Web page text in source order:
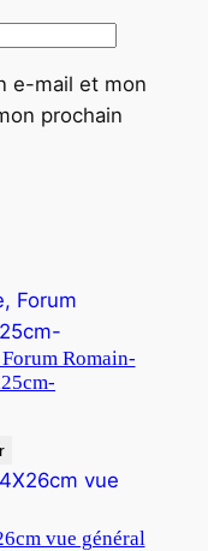
e-mail et mon
prochain
Romain-
vue général